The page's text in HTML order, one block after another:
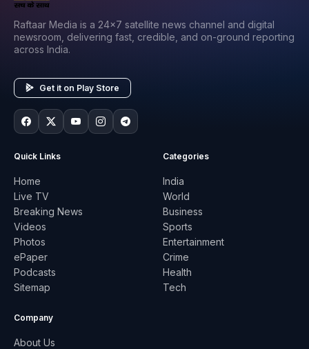
Raftaar Media is a 24x7 satellite news channel and digital
newsroom, delivering fast, credible, and on-ground reporting
across India.
Get it on Play Store
Quick Links
Home
Live TV
Breaking News
Videos
Photos
ePaper
Podcasts
Sitemap
Categories
India
World
Business
Sports
Entertainment
Crime
Health
Tech
Company
About Us